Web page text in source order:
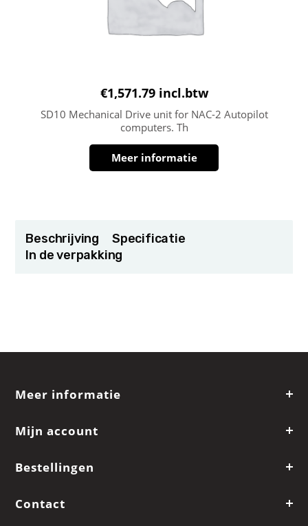
€1,571.79 incl.btw
SD10 Mechanical Drive unit for NAC-2 Autopilot
computers. Th
Meer informatie
Beschrijving
Specificatie
In de verpakking
Meer informatie
Mijn account
Bestellingen
Contact